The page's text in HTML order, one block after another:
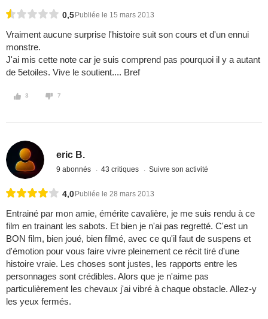
0,5 Publiée le 15 mars 2013
Vraiment aucune surprise l'histoire suit son cours et d'un ennui
monstre.
J'ai mis cette note car je suis comprend pas pourquoi il y a autant
de 5etoiles. Vive le soutient.... Bref
3 7
eric B.
9 abonnés 43 critiques Suivre son activité
4,0 Publiée le 28 mars 2013
Entrainé par mon amie, émérite cavalière, je me suis rendu à ce
film en trainant les sabots. Et bien je n'ai pas regretté. C'est un
BON film, bien joué, bien filmé, avec ce qu'il faut de suspens et
d'émotion pour vous faire vivre pleinement ce récit tiré d'une
histoire vraie. Les choses sont justes, les rapports entre les
personnages sont crédibles. Alors que je n'aime pas
particulièrement les chevaux j'ai vibré à chaque obstacle. Allez-y
les yeux fermés.